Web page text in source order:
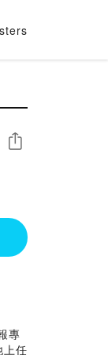
シェア
專
上任